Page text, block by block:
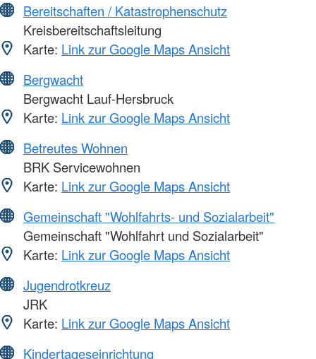
Bereitschaften / Katastrophenschutz
Kreisbereitschaftsleitung
Karte: Link zur Google Maps Ansicht
Bergwacht
Bergwacht Lauf-Hersbruck
Karte: Link zur Google Maps Ansicht
Betreutes Wohnen
BRK Servicewohnen
Karte: Link zur Google Maps Ansicht
Gemeinschaft "Wohlfahrts- und Sozialarbeit"
Gemeinschaft "Wohlfahrt und Sozialarbeit"
Karte: Link zur Google Maps Ansicht
Jugendrotkreuz
JRK
Karte: Link zur Google Maps Ansicht
Kindertageseinrichtung